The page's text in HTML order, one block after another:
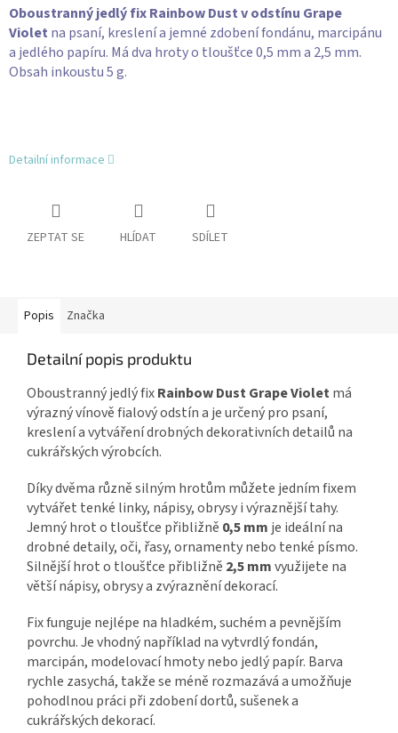
Oboustranný jedlý fix Rainbow Dust v odstínu Grape
Violet na psaní, kreslení a jemné zdobení fondánu, marcipánu
a jedlého papíru. Má dva hroty o tloušťce 0,5 mm a 2,5 mm.
Obsah inkoustu 5 g.
Detailní informace
ZEPTAT SE HLÍDAT SDÍLET
Popis Značka
Detailní popis produktu
Oboustranný jedlý fixRainbow Dust Grape Violetmá
výrazný vínově fialový odstín a je určený pro psaní,
kreslení a vytváření drobných dekorativních detailů na
cukrářských výrobcích.
Díky dvěma různě silným hrotům můžete jedním fixem
vytvářet tenké linky, nápisy, obrysy i výraznější tahy.
Jemný hrot o tloušťce přibližně 0,5 mm je ideální na
drobné detaily, oči, řasy, ornamenty nebo tenké písmo.
Silnější hrot o tloušťce přibližně 2,5 mmvyužijete na
větší nápisy, obrysy a zvýraznění dekorací.
Fix funguje nejlépe na hladkém, suchém a pevnějším
povrchu. Je vhodný například na vytvrdlý fondán,
marcipán, modelovací hmoty nebo jedlý papír. Barva
rychle zasychá, takže se méně rozmazává a umožňuje
pohodlnou práci při zdobení dortů, sušenek a
cukrářských dekorací.